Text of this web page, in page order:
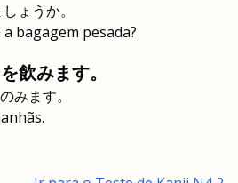
ょうか。
bagagem pesada?
飲みます。
みます。